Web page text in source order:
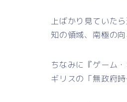
上ばかり見ていた
知の領域、南極の
ちなみに『ゲーム
ギリスの「無政府